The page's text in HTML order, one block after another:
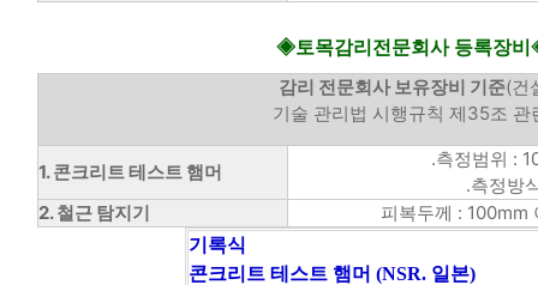
◈토목감리전문회사 등록장
감리 전문회사 보유장비 기준(건
기술 관리법 시행규칙 제35조 관
1. 콘크리트 테스트 햄머
.측정범위 :
.측정방
2. 철근 탐지기
피복두께 : 100mm
기록식
콘크리트 테스트 햄머 (NSR. 일본)